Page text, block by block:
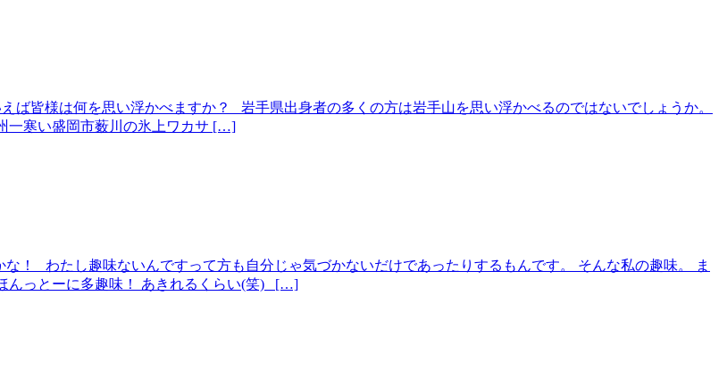
皆様は何を思い浮かべますか？ 岩手県出身者の多くの方は岩手山を思い浮かべるのではないでしょうか。
一寒い盛岡市薮川の氷上ワカサ […]
！ わたし趣味ないんですって方も自分じゃ気づかないだけであったりするもんです。 そんな私の趣味。 ま
んっとーに多趣味！ あきれるくらい(笑) […]